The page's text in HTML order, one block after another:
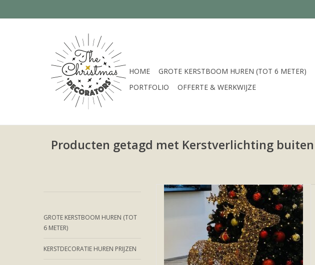
HOME GROTE KERSTBOOM HUREN (TOT 6 METER)
PORTFOLIO
OFFERTE & WERKWIJZE
Producten getagd met Kerstverlichting buiten
GROTE KERSTBOOM HUREN (TOT
6 METER)
KERSTDECORATIE HUREN PRIJZEN
Een kleine greep uit ons assortiment
kerstdecoratie huren zoals dit rendier.
TOEVOEGEN AAN WINKELWAGEN